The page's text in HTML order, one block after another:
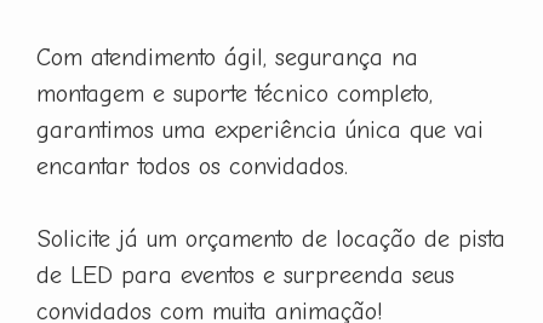
Com atendimento ágil, segurança na
montagem e suporte técnico completo,
garantimos uma experiência única que vai
encantar todos os convidados.
Solicite já um orçamento de locação de pista
de LED para eventos e surpreenda seus
convidados com muita animação!